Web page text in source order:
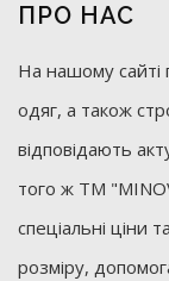
ПРО НАС
На нашому сайті
одяг, а також
відповідають
того ж ТМ
спеціальні ціни
розміру,